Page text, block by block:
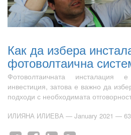
Как да избера
фотоволтаична
Фотоволтаичната инсталация
инвестиция, затова е важно да
подходи с необходимата
ИЛИЯНА ИЛИЕВА — January 2021 —